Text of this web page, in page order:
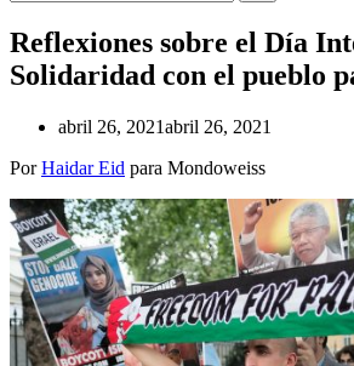
Reflexiones sobre el Día
Solidaridad con el pueblo
abril 26, 2021abril 26, 2021
PorHaidar Eid para Mondoweiss